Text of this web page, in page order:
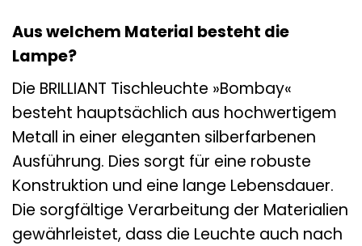
Aus welchem Material besteht die
Lampe?
Die BRILLIANT Tischleuchte »Bombay«
besteht hauptsächlich aus hochwertigem
Metall in einer eleganten silberfarbenen
Ausführung. Dies sorgt für eine robuste
Konstruktion und eine lange Lebensdauer.
Die sorgfältige Verarbeitung der Materialien
gewährleistet, dass die Leuchte auch nach